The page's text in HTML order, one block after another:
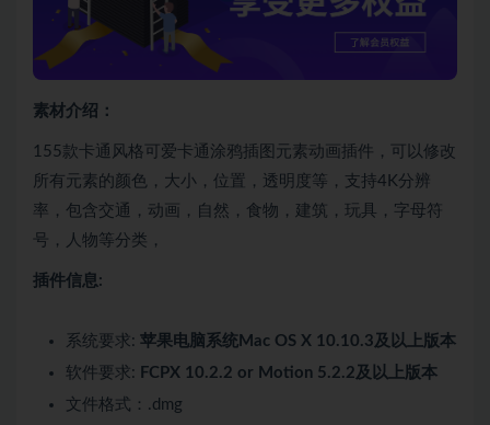
素材介绍：
155款卡通风格可爱卡通涂鸦插图元素动画插件，可以修改
所有元素的颜色，大小，位置，透明度等，支持4K分辨
率，包含交通，动画，自然，食物，建筑，玩具，字母符
号，人物等分类，
插件信息:
系统要求: 苹果电脑系统Mac OS X 10.10.3及以上版本
软件要求: FCPX 10.2.2 or Motion 5.2.2及以上版本
文件格式：.dmg